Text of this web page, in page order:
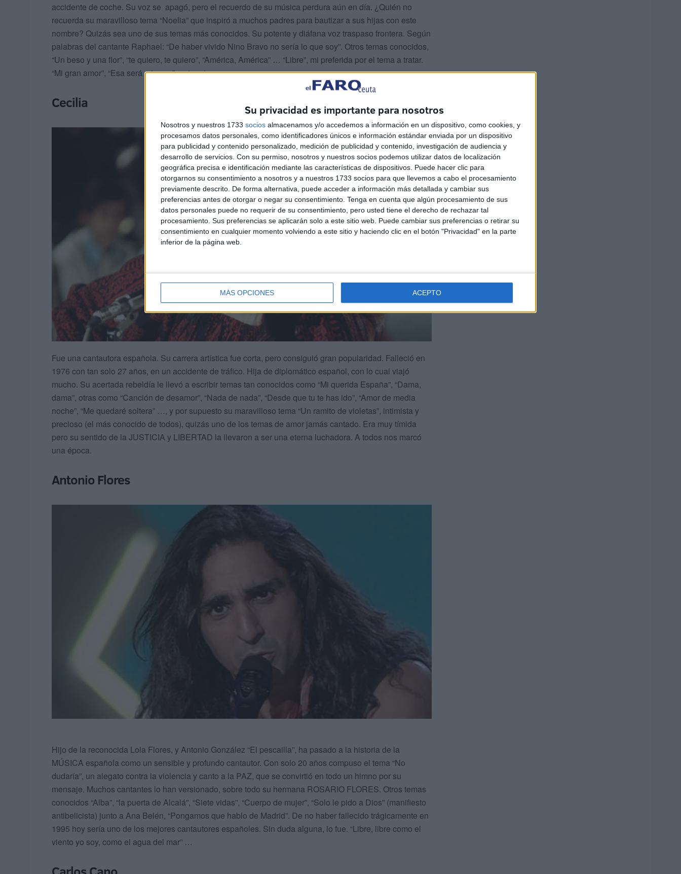
Su privacidad es importante para nosotros
Nosotros y nuestros 1733 socios almacenamos y/o accedemos a información en un dispositivo, como cookies, y
procesamos datos personales, como identificadores únicos e información estándar enviada por un dispositivo
para publicidad y contenido personalizado, medición de publicidad y contenido, investigación de audiencia y
desarrollo de servicios. Con su permiso, nosotros y nuestros socios podemos utilizar datos de localización
geográfica precisa e identificación mediante las características de dispositivos. Puede hacer clic para
otorgarnos su consentimiento a nosotros y a nuestros 1733 socios para que llevemos a cabo el procesamiento
previamente descrito. De forma alternativa, puede acceder a información más detallada y cambiar sus
preferencias antes de otorgar o negar su consentimiento. Tenga en cuenta que algún procesamiento de sus
datos personales puede no requerir de su consentimiento, pero usted tiene el derecho de rechazar tal
procesamiento. Sus preferencias se aplicarán solo a este sitio web. Puede cambiar sus preferencias o retirar su
consentimiento en cualquier momento volviendo a este sitio y haciendo clic en el botón "Privacidad" en la parte
inferior de la página web.
MÁS OPCIONES ACEPTO
accidente de coche. Su voz se apagó, pero el recuerdo de su música perdura aún en día. ¿Quién no
recuerda su maravilloso tema “Noelia” que inspiró a muchos padres para bautizar a sus hijas con este
nombre? Quizás sea uno de sus temas más conocidos. Su potente y diáfana voz traspaso frontera. Según
palabras del cantante Raphael: “De haber vivido Nino Bravo no sería lo que soy”. Otros temas conocidos,
“Un beso y una flor”, “te quiero, te quiero”, “América, América” … “Libre”, mi preferida por el tema a tratar.
“Mi gran amor”, “Esa será mi casa”, entre otras.
Cecilia
Fue una cantautora española. Su carrera artística fue corta, pero consiguió gran popularidad. Falleció en
1976 con tan solo 27 años, en un accidente de tráfico. Hija de diplomático español, con lo cual viajó
mucho. Su acertada rebeldía le llevó a escribir temas tan conocidos como “Mi querida España”, “Dama,
dama”, otras como “Canción de desamor”, “Nada de nada”, “Desde que tu te has ido”, “Amor de media
noche”, “Me quedaré soltera” …, y por supuesto su maravilloso tema “Un ramito de violetas”, intimista y
precioso (el más conocido de todos), quizás uno de los temas de amor jamás cantado. Era muy tímida
pero su sentido de la JUSTICIA y LIBERTAD la llevaron a ser una eterna luchadora. A todos nos marcó
una época.
Antonio Flores
Hijo de la reconocida Lola Flores, y Antonio González “El pescailla”, ha pasado a la historia de la
MÚSICA española como un sensible y profundo cantautor. Con solo 20 años compuso el tema “No
dudaría”, un alegato contra la violencia y canto a la PAZ, que se convirtió en todo un himno por su
mensaje. Muchos cantantes lo han versionado, sobre todo su hermana ROSARIO FLORES. Otros temas
conocidos “Alba”, “la puerta de Alcalá”, “Siete vidas”, “Cuerpo de mujer”, “Solo le pido a Dios” (manifiesto
antibelicista) junto a Ana Belén, “Pongamos que hablo de Madrid”. De no haber fallecido trágicamente en
1995 hoy sería uno de los mejores cantautores españoles. Sin duda alguna, lo fue. “Libre, libre como el
viento yo soy, como el agua del mar” …